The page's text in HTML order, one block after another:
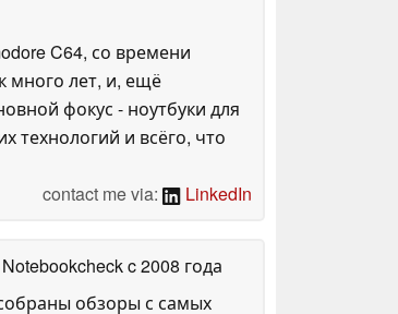
C64, со времени
много лет, и, ещё
фокус - ноутбуки для
технологий и всёго, что
contact me via:
LinkedIn
c 2008 года
обзоры с самых